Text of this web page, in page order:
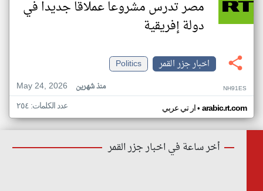
مصر تدرس مشروعا عملاقا جديدا في
دولة إفريقية
اخبار جزر القمر
Politics
May 24, 2026
منذ شهرين NH91ES
ار تي عربي• arabic.rt.com عدد الكلمات: ٢٥٤
أخر ساعة في اخبار جزر القمر